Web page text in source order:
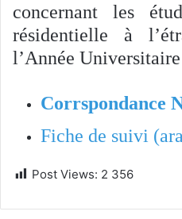
concernant les
résidentielle à
l’Année
Corrspondance
Fiche de suivi
Post Views: 2 356